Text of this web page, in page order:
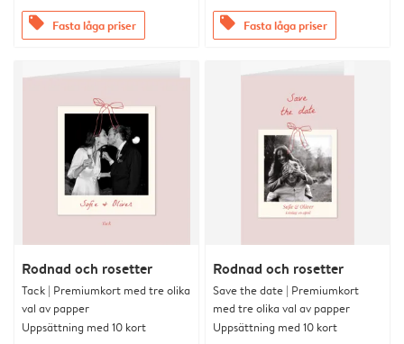
offers Fasta låga priser offers Fasta låga priser
Rodnad och rosetter
Tack | Premiumkort med tre olika
val av papper
Uppsättning med 10 kort
Rodnad och rosetter
Save the date | Premiumkort
med tre olika val av papper
Uppsättning med 10 kort